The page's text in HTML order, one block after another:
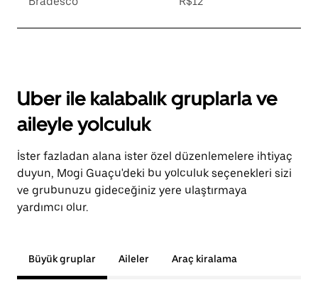
Uber ile kalabalık gruplarla ve
aileyle yolculuk
İster fazladan alana ister özel düzenlemelere ihtiyaç
duyun, Mogi Guaçu'deki bu yolculuk seçenekleri sizi
ve grubunuzu gideceğiniz yere ulaştırmaya
yardımcı olur.
Büyük gruplar Aileler Araç kiralama